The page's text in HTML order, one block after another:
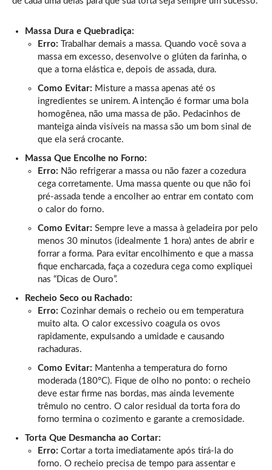
Massa Dura e Quebradiça:
Erro: Trabalhar demais a massa. Quando você sova a
massa em excesso, desenvolve o glúten da farinha, o
que a torna elástica e, depois de assada, dura.
Como Evitar: Misture a massa apenas até os
ingredientes se unirem. A intenção é formar uma bola
homogênea, não uma massa de pão. Pedacinhos de
manteiga ainda visíveis na massa são um bom sinal de
que ela será crocante.
Massa Que Encolhe no Forno:
Erro: Não refrigerar a massa ou não fazer a cozedura
cega corretamente. Uma massa quente ou que não foi
pré-assada tende a encolher ao entrar em contato com
o calor do forno.
Como Evitar: Sempre leve a massa à geladeira por pelo
menos 30 minutos (idealmente 1 hora) antes de abrir e
forrar a forma. Para evitar encolhimento e que a massa
fique encharcada, faça a cozedura cega como expliquei
nas “Dicas de Ouro”.
Recheio Seco ou Rachado:
Erro: Cozinhar demais o recheio ou em temperatura
muito alta. O calor excessivo coagula os ovos
rapidamente, expulsando a umidade e causando
rachaduras.
Como Evitar: Mantenha a temperatura do forno
moderada (180°C). Fique de olho no ponto: o recheio
deve estar firme nas bordas, mas ainda levemente
trêmulo no centro. O calor residual da torta fora do
forno termina o cozimento e garante a cremosidade.
Torta Que Desmancha ao Cortar:
Erro: Cortar a torta imediatamente após tirá-la do
forno. O recheio precisa de tempo para assentar e